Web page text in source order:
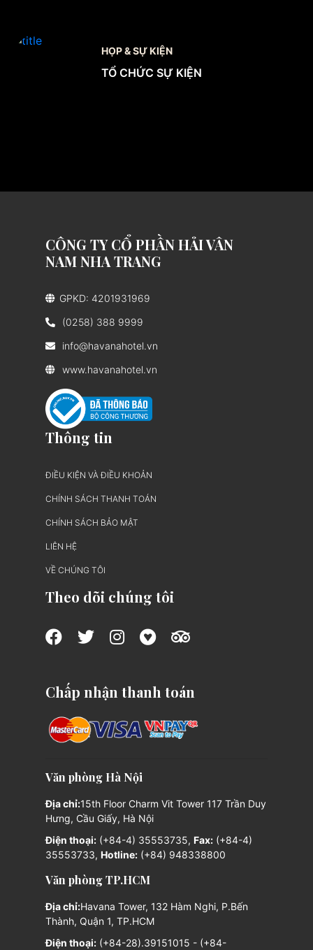
HỌP & SỰ KIỆN
TỔ CHỨC SỰ KIỆN
CÔNG TY CỔ PHẦN HẢI VÂN
NAM NHA TRANG
GPKD: 4201931969
(0258) 388 9999
info@havanahotel.vn
www.havanahotel.vn
Thông tin
ĐIỀU KIỆN VÀ ĐIỀU KHOẢN
CHÍNH SÁCH THANH TOÁN
CHÍNH SÁCH BẢO MẬT
LIÊN HỆ
VỀ CHÚNG TÔI
Theo dõi chúng tôi
Chấp nhận thanh toán
Văn phòng Hà Nội
Địa chỉ:15th Floor Charm Vit Tower 117 Trần Duy
Hưng, Cầu Giấy, Hà Nội
Điện thoại: (+84-4) 35553735, Fax: (+84-4)
35553733, Hotline: (+84) 948338800
Văn phòng TP.HCM
Địa chỉ:Havana Tower, 132 Hàm Nghi, P.Bến
Thành, Quận 1, TP.HCM
Điện thoại: (+84-28).39151015 - (+84-